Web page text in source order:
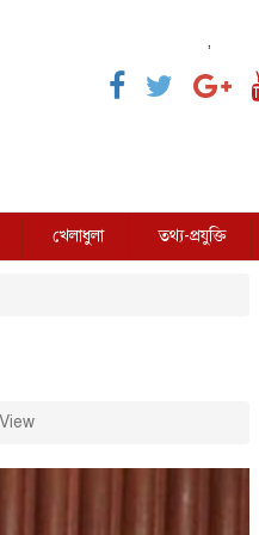
,
খেলাধুলা তথ্য-প্রযুক্তি